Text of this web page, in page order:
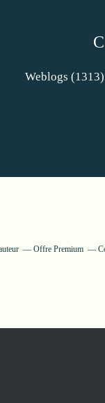
Weblogs (1313)
Offre Premium